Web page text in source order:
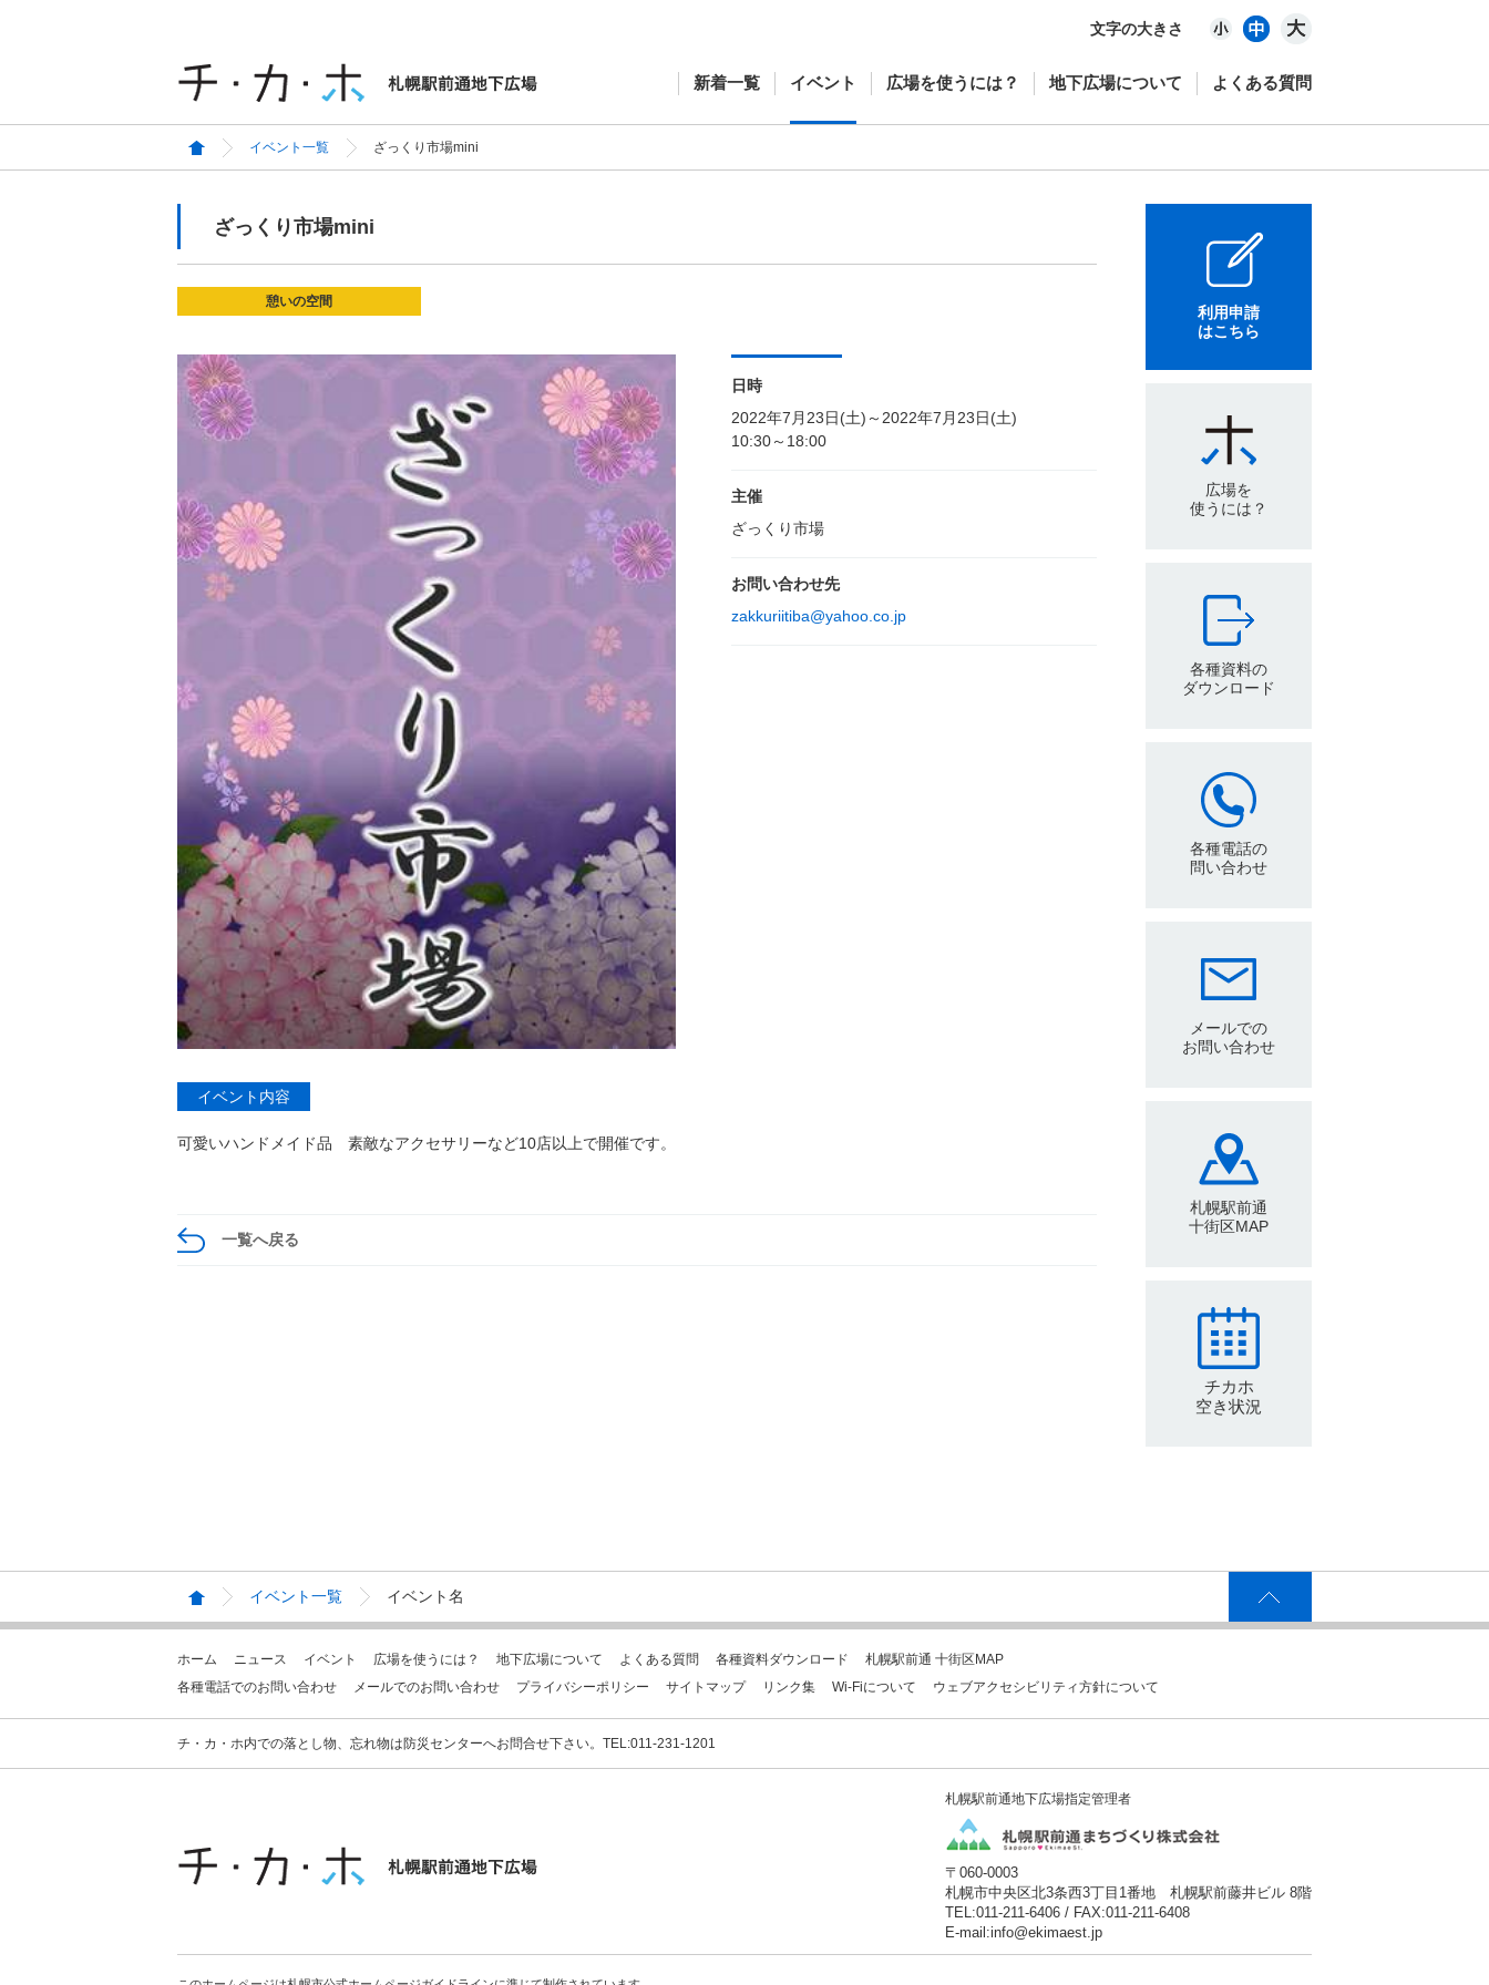
文字の大きさ
新着一覧 イベント 広場を使うには？ 地下広場について よくある質問
イベント一覧 ざっくり市場mini
ざっくり市場mini
憩いの空間
日時
2022年7月23日(土)～2022年7月23日(土)
10:30～18:00
主催
ざっくり市場
お問い合わせ先
zakkuriitiba@yahoo.co.jp
イベント内容
可愛いハンドメイド品 素敵なアクセサリーなど10店以上で開催です。
一覧へ戻る
利用申請
はこちら
広場を
使うには？
各種資料の
ダウンロード
各種電話の
問い合わせ
メールでの
お問い合わせ
札幌駅前通
十街区MAP
チカホ
空き状況
イベント一覧 イベント名
ホーム ニュース イベント 広場を使うには？ 地下広場について よくある質問 各種資料ダウンロード
札幌駅前通 十街区MAP
各種電話でのお問い合わせ
メールでのお問い合わせ プライバシーポリシー サイトマップ リンク集 Wi-Fiについて ウェブアクセシビリティ方針について
チ・カ・ホ内での落とし物、忘れ物は防災センターへお問合せ下さい。TEL:011-231-1201
札幌駅前通地下広場指定管理者
〒060-0003
札幌市中央区北3条西3丁目1番地 札幌駅前藤井ビル 8階
TEL:011-211-6406 / FAX:011-211-6408
E-mail:info@ekimaest.jp